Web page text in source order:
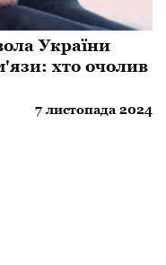
України
хто очолив
7 листопада 2024